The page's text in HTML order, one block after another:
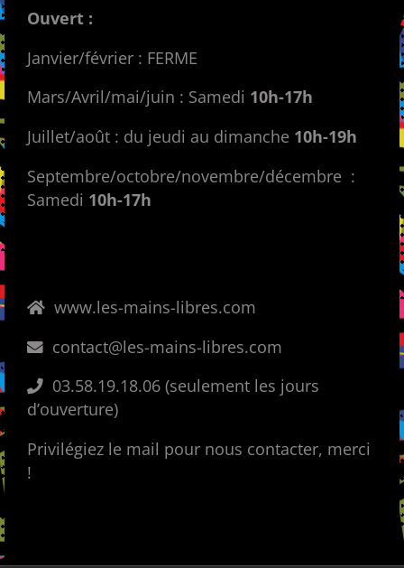
Ouvert :
Janvier/février : FERME
Mars/Avril/mai/juin : Samedi 10h-17h
Juillet/août : du jeudi au dimanche 10h-19h
Septembre/octobre/novembre/décembre :
Samedi 10h-17h
www.les-mains-libres.com
contact@les-mains-libres.com
03.58.19.18.06 (seulement les jours
d’ouverture)
Privilégiez le mail pour nous contacter, merci
!